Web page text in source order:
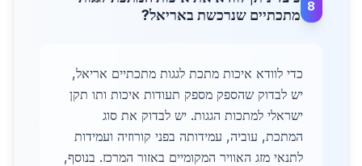
8
מתכתיים שנרכשת באריאל?
כדי לוודא איכות מתכת לגגות מתכתיים אריאל,
יש לבדוק שהספק מספק תעודות איכות ותו תקן
ישראלי למתכות הגגות. יש לבדוק את סוג
המתכת, עוביה, עמידותה בפני קורוזיה ועמידות
לתנאי מזג האוויר המקומיים באזור המרכז. בנוסף,